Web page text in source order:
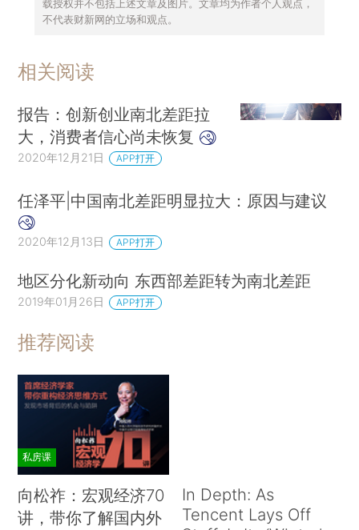
载授权并不包括上述文章及图片。文章均为作者个人观点，
不代表财新网的立场和观点。
相关阅读
报告：创新创业南北差距拉
大，消费者信心尚未恢复
2020年12月21日 APP打开
任泽平|中国南北差距明显拉大：原因与建议
2020年12月13日 APP打开
地区分化新动向 东西部差距转为南北差距
2019年01月26日 APP打开
推荐阅读
私房课
向松祚：宏观经济70
讲，带你了解国内外
In Depth: As
Tencent Lays Off